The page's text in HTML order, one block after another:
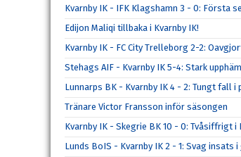
Kvarnby IK - IFK Klagshamn 3 - 0: Första
Edijon Maliqi tillbaka i Kvarnby IK!
Kvarnby IK - FC City Trelleborg 2-2:
Stehags AIF - Kvarnby IK 5-4: Stark
Lunnarps BK - Kvarnby IK 4 - 2: Tungt fall i
Tränare Victor Fransson inför säsongen
Kvarnby IK - Skegrie BK 10 - 0: Tvåsiffrigt
Lunds BoIS - Kvarnby IK 2 - 1: Svag insats